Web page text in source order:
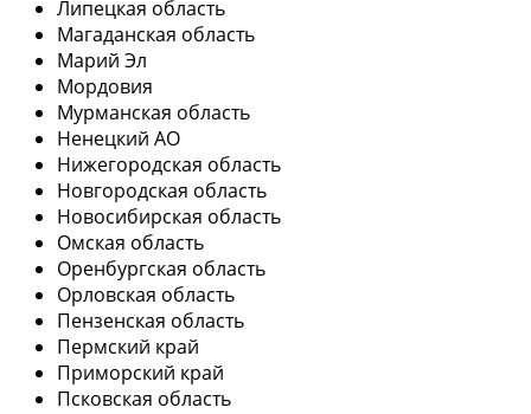
Липецкая область
Магаданская область
Марий Эл
Мордовия
Мурманская область
Ненецкий АО
Нижегородская область
Новгородская область
Новосибирская область
Омская область
Оренбургская область
Орловская область
Пензенская область
Пермский край
Приморский край
Псковская область